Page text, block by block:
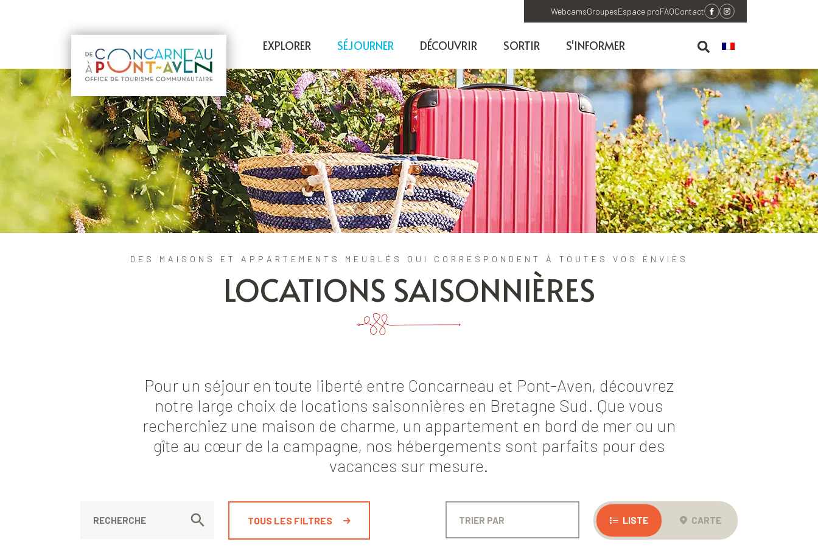
WebcamsGroupesEspace proFAQContact
EXPLORER SÉJOURNER DÉCOUVRIR SORTIR S'INFORMER
DES MAISONS ET APPARTEMENTS MEUBLÉS QUI CORRESPONDENT À TOUTES VOS ENVIES
LOCATIONS SAISONNIÈRES
Pour un séjour en toute liberté entre Concarneau et Pont-Aven, découvrez
notre large choix de locations saisonnières en Bretagne Sud. Que vous
recherchiez une maison de charme, un appartement en bord de mer ou un
gîte au cœur de la campagne, nos hébergements sont parfaits pour des
vacances sur mesure.
TOUS LES FILTRES LISTE CARTE